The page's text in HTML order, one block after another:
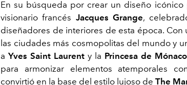
En su búsqueda por crear un diseño icónico
visionario francés Jacques Grange,
diseñadores de interiores de esta época.
las ciudades más cosmopolitas del mundo y
a Yves Saint Laurent y la Princesa de
para armonizar elementos atemporales
convirtió en la base del estilo lujoso de The